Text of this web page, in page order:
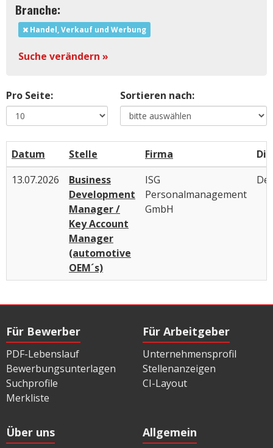
Branche:
Handel, Verkauf und Werbung
Suche verändern »
Pro Seite: Sortieren nach:
Datum Stelle Firma
13.07.2026
Business
Development
Manager /
Key Account
Manager
(automotive
OEM´s)
ISG
Personalmanagement
GmbH
Für Bewerber
PDF-Lebenslauf
Bewerbungsunterlagen
Suchprofile
Merkliste
Für Arbeitgeber
Unternehmensprofil
Stellenanzeigen
CI-Layout
Über uns Allgemein